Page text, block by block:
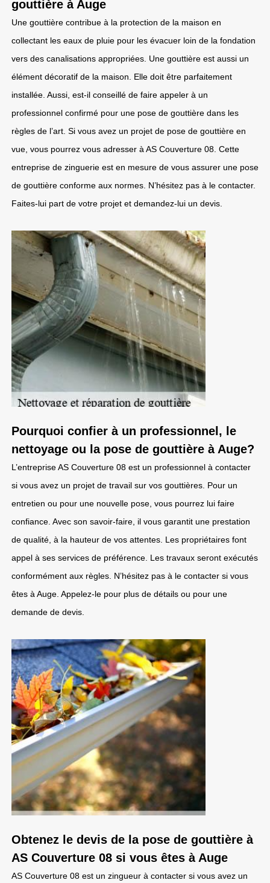
gouttière à Auge
Une gouttière contribue à la protection de la maison en
collectant les eaux de pluie pour les évacuer loin de la fondation
vers des canalisations appropriées. Une gouttière est aussi un
élément décoratif de la maison. Elle doit être parfaitement
installée. Aussi, est-il conseillé de faire appeler à un
professionnel confirmé pour une pose de gouttière dans les
règles de l’art. Si vous avez un projet de pose de gouttière en
vue, vous pourrez vous adresser à AS Couverture 08. Cette
entreprise de zinguerie est en mesure de vous assurer une pose
de gouttière conforme aux normes. N’hésitez pas à le contacter.
Faites-lui part de votre projet et demandez-lui un devis.
Pourquoi confier à un professionnel, le
nettoyage ou la pose de gouttière à Auge?
L’entreprise AS Couverture 08 est un professionnel à contacter
si vous avez un projet de travail sur vos gouttières. Pour un
entretien ou pour une nouvelle pose, vous pourrez lui faire
confiance. Avec son savoir-faire, il vous garantit une prestation
de qualité, à la hauteur de vos attentes. Les propriétaires font
appel à ses services de préférence. Les travaux seront exécutés
conformément aux règles. N’hésitez pas à le contacter si vous
êtes à Auge. Appelez-le pour plus de détails ou pour une
demande de devis.
Obtenez le devis de la pose de gouttière à
AS Couverture 08 si vous êtes à Auge
AS Couverture 08 est un zingueur à contacter si vous avez un